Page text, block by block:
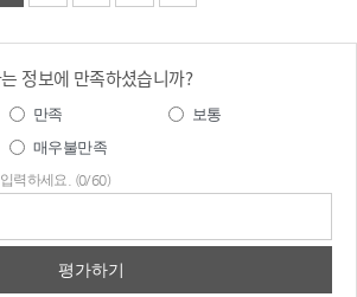
정보에 만족하셨습니까?
만족
보통
매우불만족
력하세요. (0/60)